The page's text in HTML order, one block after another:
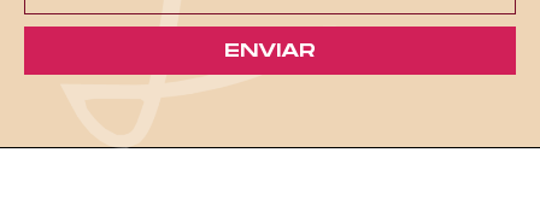
ENVIAR